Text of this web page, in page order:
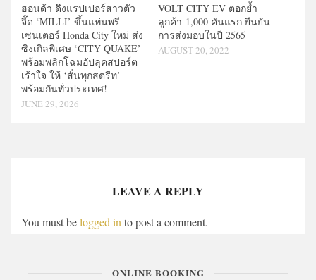
ฮอนด้า ดึงแรปเปอร์สาวตัว
จี๊ด ‘MILLI’ ขึ้นแท่นพรี
เซนเตอร์ Honda City ใหม่ ส่ง
ซิงเกิลพิเศษ ‘CITY QUAKE’
พร้อมพลิกโฉมอัปลุคสปอร์ต
เร้าใจ ให้ ‘สั่นทุกสตรีท’
พร้อมกันทั่วประเทศ!
JUNE 29, 2026
VOLT CITY EV ตอกย้ำ
ลูกค้า 1,000 คันแรก ยืนยัน
การส่งมอบในปี 2565
AUGUST 20, 2022
LEAVE A REPLY
You must belogged in to post a comment.
ONLINE BOOKING